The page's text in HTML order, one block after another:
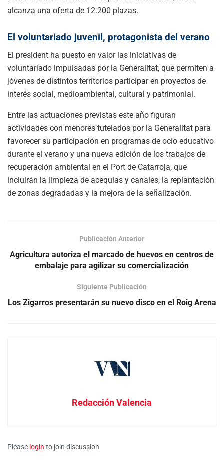
alcanza una oferta de 12.200 plazas.
El voluntariado juvenil, protagonista del verano
El president ha puesto en valor las iniciativas de
voluntariado impulsadas por la Generalitat, que permiten a
jóvenes de distintos territorios participar en proyectos de
interés social, medioambiental, cultural y patrimonial.
Entre las actuaciones previstas este año figuran
actividades con menores tutelados por la Generalitat para
favorecer su participación en programas de ocio educativo
durante el verano y una nueva edición de los trabajos de
recuperación ambiental en el Port de Catarroja, que
incluirán la limpieza de acequias y canales, la replantación
de zonas degradadas y la mejora de la señalización.
Publicación Anterior
Agricultura autoriza el marcado de huevos en centros de
embalaje para agilizar su comercialización
Siguiente Publicación
Los Zigarros presentarán su nuevo disco en el Roig Arena
Redacción Valencia
Please login to join discussion